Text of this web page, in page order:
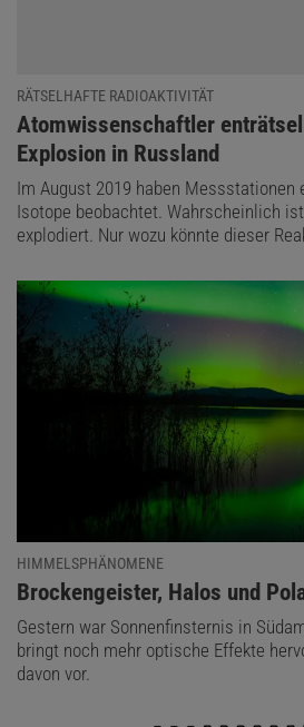
RÄTSELHAFTE RADIOAKTIVITÄT
:
Atomwissenschaftler
Explosion in Russland
Im August 2019 haben Messstationen
Isotope beobachtet. Wahrscheinlich
explodiert. Nur wozu könnte dieser
HIMMELSPHÄNOMENE
:
Brockengeister, Halos und
Gestern war Sonnenfinsternis in
bringt noch mehr optische Effekte
davon vor.